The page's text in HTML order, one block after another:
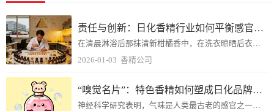
责任与创新：日化香精行业如何平衡感官体验与生态友好？
在清晨淋浴后那抹清新柑橘香中，在洗衣晾晒后衣物飘散的淡雅花香里，日化香精悄无声息地塑造着我们的日常生活体验。
2026-01-03 香精公司
“嗅觉名片”：特色香精如何塑成日化品牌的隐形标识
神经科学研究表明，气味是人类最古老的感官之一，与记忆和情绪的联系最为直接。当特定气味与品牌建立稳定关联时，便形成了难以复制的竞争优势。